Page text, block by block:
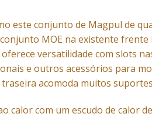
este conjunto de Magpul de
MOE na existente
versatilidade com slots
e outros acessórios para
acomoda muitos
calor com um escudo de calor